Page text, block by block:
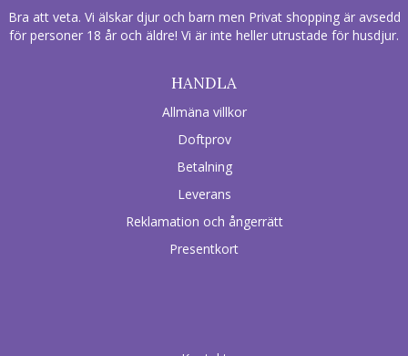
Bra att veta. Vi älskar djur och barn men Privat shopping är avsedd
för personer 18 år och äldre! Vi är inte heller utrustade för husdjur.
HANDLA
Allmäna villkor
Doftprov
Betalning
Leverans
Reklamation och ångerrätt
Presentkort